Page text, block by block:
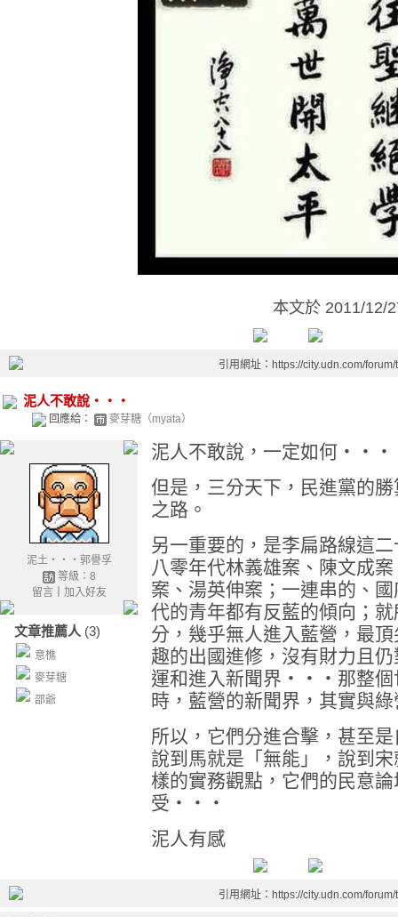
本文於 2011/12/
引用網址：https://city.udn.com/
泥人不敢說‧‧‧
回應給： 麥芽糖（myata）
泥土‧‧‧郭譽孚
等級：8
留言｜ 加入好友
文章推薦人 (3)
意樵
麥芽糖
邵爺
泥人不敢說，一定如何‧‧‧
但是，三分天下，民進黨的
之路。
另一重要的，是李扁路線這
八零年代林義雄案、陳文成
案、湯英伸案；一連串的、
代的青年都有反藍的傾向；
分，幾乎無人進入藍營，最
趣的出國進修，沒有財力且
運和進入新聞界‧‧‧那整
時，藍營的新聞界，其實與
所以，它們分進合擊，甚至
說到馬就是「無能」，說到
樣的實務觀點，它們的民意
受‧‧‧
泥人有感
引用網址：https://city.udn.com/